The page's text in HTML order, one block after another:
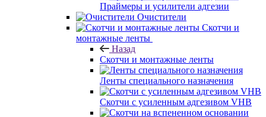
Праймеры и усилители адгезии
Очистители
Скотчи и
монтажные ленты
Назад
Скотчи и монтажные ленты
Ленты специального назначения
Скотчи с усиленным адгезивом VHB